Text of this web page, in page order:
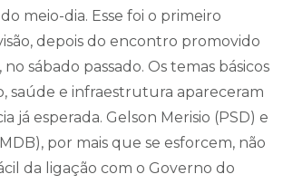
meio-dia. Esse foi o primeiro
depois do encontro promovido
sábado passado. Os temas básicos
saúde e infraestrutura apareceram
já esperada. Gelson Merisio (PSD) e
por mais que se esforcem, não
da ligação com o Governo do